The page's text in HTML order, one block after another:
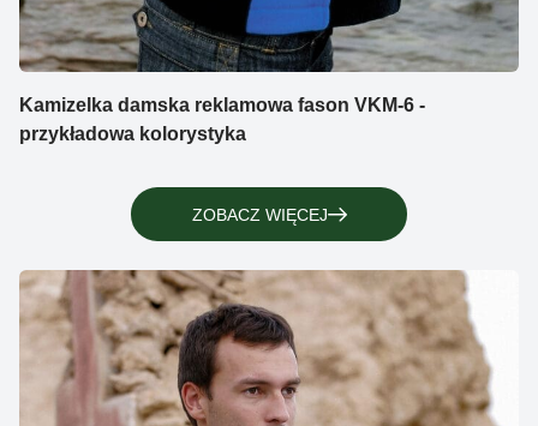
Kamizelka damska reklamowa fason VKM-6 -
przykładowa kolorystyka
ZOBACZ WIĘCEJ